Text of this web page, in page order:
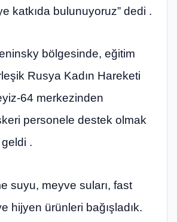
katkıda bulunuyoruz” dedi .
bölgesinde, eğitim
Rusya Kadın Hareketi
64 merkezinden
personele destek olmak
.
suyu, meyve suları, fast
hijyen ürünleri bağışladık.